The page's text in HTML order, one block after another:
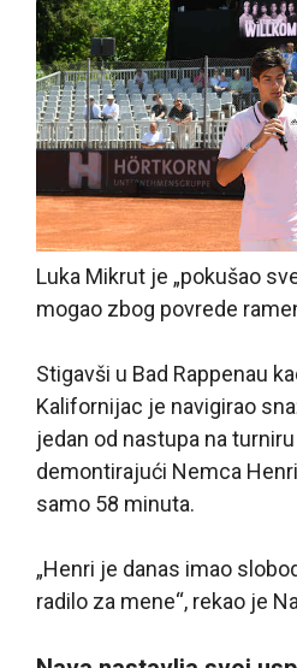
Luka Mikrut je „pokušao
mogao zbog povrede
Stigavši u Bad Rappenau
Kalifornijac je navigirao
jedan od nastupa na
demontirajući Nemca
samo 58 minuta.
„Henri je danas imao
radilo za mene“, rekao je